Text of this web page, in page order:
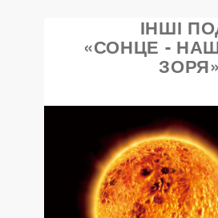
ІНШІ
«СОНЦЕ -
ЗОРЯ»